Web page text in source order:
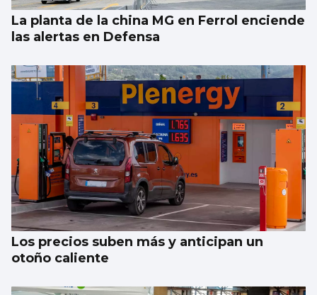
La planta de la china MG en Ferrol enciende
las alertas en Defensa
Los precios suben más y anticipan un
otoño caliente